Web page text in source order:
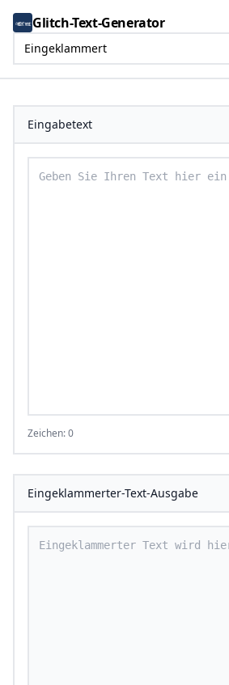
Glitch-Text-Generator
Eingeklammert
Eingabetext
Zeichen: 0
Eingeklammerter-Text-Ausgabe